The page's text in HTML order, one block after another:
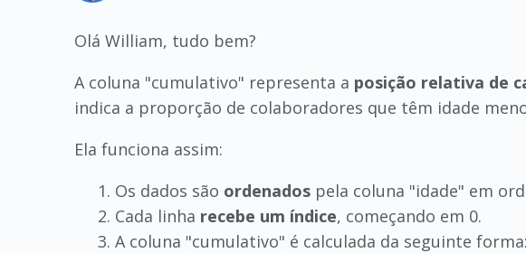
Olá William, tudo bem?
A coluna "cumulativo" representa a posição relativa de
indica a proporção de colaboradores que têm idade
Ela funciona assim:
Os dados são ordenados pela coluna "idade" em
Cada linha recebe um índice, começando em 0.
A coluna "cumulativo" é calculada da seguinte forma: